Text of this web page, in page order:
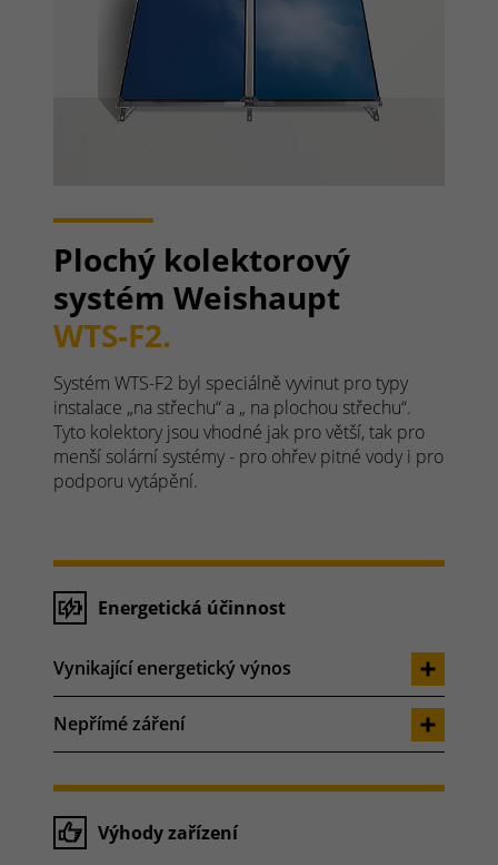
Plochý kolektorový
systém Weishaupt
WTS-F2.
Systém WTS-F2 byl speciálně vyvinut pro typy
instalace „na střechu“ a „ na plochou střechu“.
Tyto kolektory jsou vhodné jak pro větší, tak pro
menší solární systémy - pro ohřev pitné vody i pro
podporu vytápění.
Energetická účinnost
Vynikající energetický výnos
Nepřímé záření
Výhody zařízení